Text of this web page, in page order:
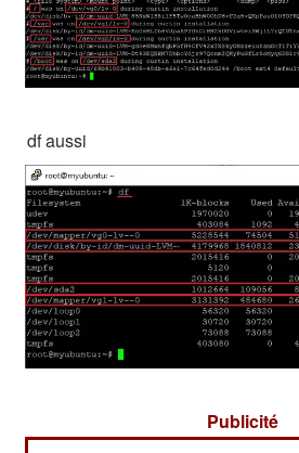
df aussi
Publicité